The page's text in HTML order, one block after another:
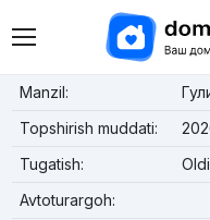
Manzil:
Topshirish muddati:
Tugatish:
Avtoturargoh: